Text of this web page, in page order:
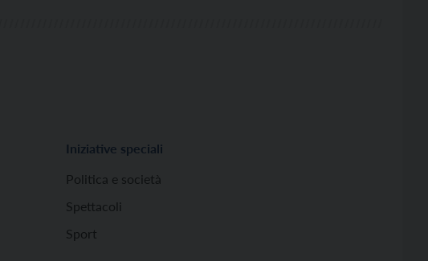
Iniziative speciali
Politica e società
Spettacoli
Sport